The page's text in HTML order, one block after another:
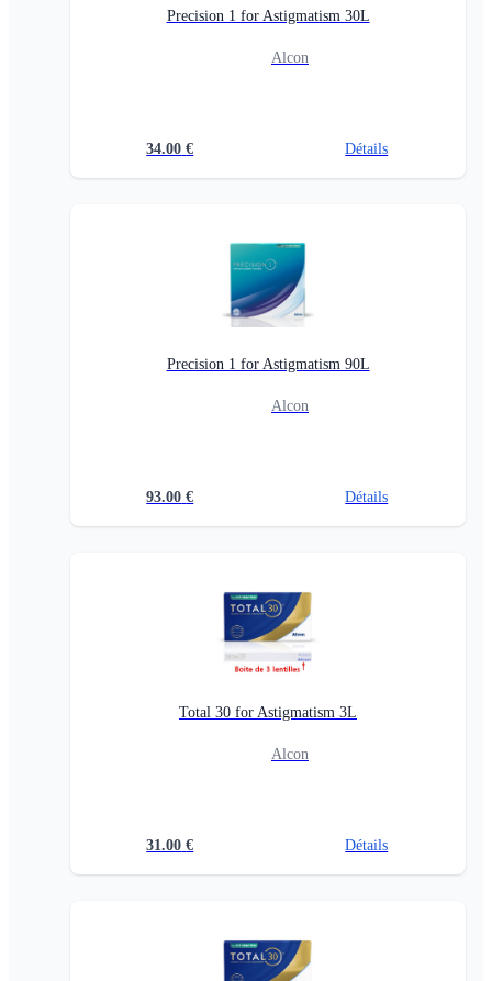
Precision 1 for Astigmatism 30L
Alcon
34.00 € Détails
Precision 1 for Astigmatism 90L
Alcon
93.00 € Détails
Total 30 for Astigmatism 3L
Alcon
31.00 € Détails